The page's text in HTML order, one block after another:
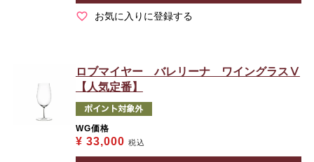
お気に入りに登録する
ロブマイヤー バレリーナ ワイングラスⅤ
【人気定番】
WG価格
¥ 33,000 税込